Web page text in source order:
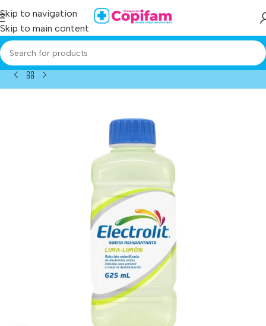
Skip to navigation
Skip to main content
Home / Producto/electrolit hidrat lima limon 625 ml